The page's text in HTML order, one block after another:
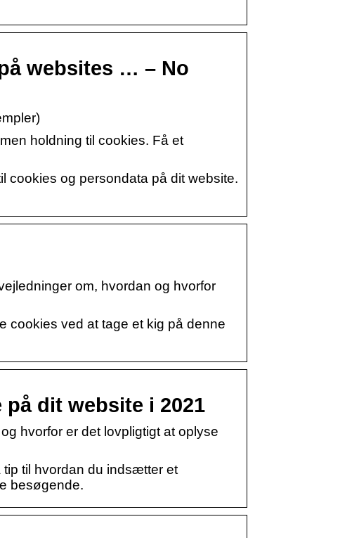
websites … – No
holdning til cookies. Få et
cookies og persondata på dit website.
om, hvordan og hvorfor
cookies ved at tage et kig på denne
dit website i 2021
hvorfor er det lovpligtigt at oplyse
til hvordan du indsætter et
besøgende.